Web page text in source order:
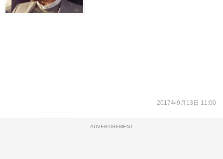
2017年9月13日 11:00
ADVERTISEMENT